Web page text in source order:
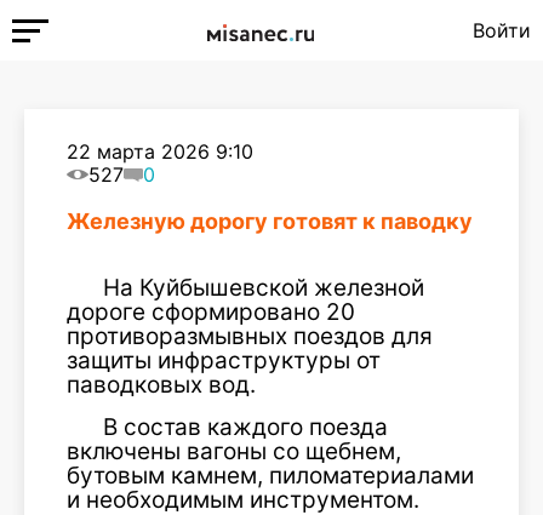
Войти
22 марта 2026 9:10
527
0
Железную дорогу готовят к паводку
На Куйбышевской железной
дороге сформировано 20
противоразмывных поездов для
защиты инфраструктуры от
паводковых вод.
В состав каждого поезда
включены вагоны со щебнем,
бутовым камнем, пиломатериалами
и необходимым инструментом.